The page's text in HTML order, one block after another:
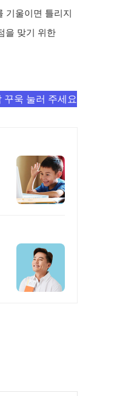
기울이면 틀리지
을 맞기 위한
꾸욱 눌러 주세요